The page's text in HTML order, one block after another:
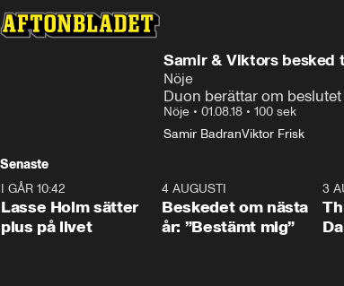
Samir & Viktors besked
Nöje
Duon berättar om
Nöje • 01.08.18 • 100 sek
Samir BadranViktor Frisk
Senaste
1:04
I GÅR 10:42
Lasse Holm sätter
plus på livet
0:24
4 AUGUSTI
Beskedet om nästa
år: ”Bestämt mig”
3